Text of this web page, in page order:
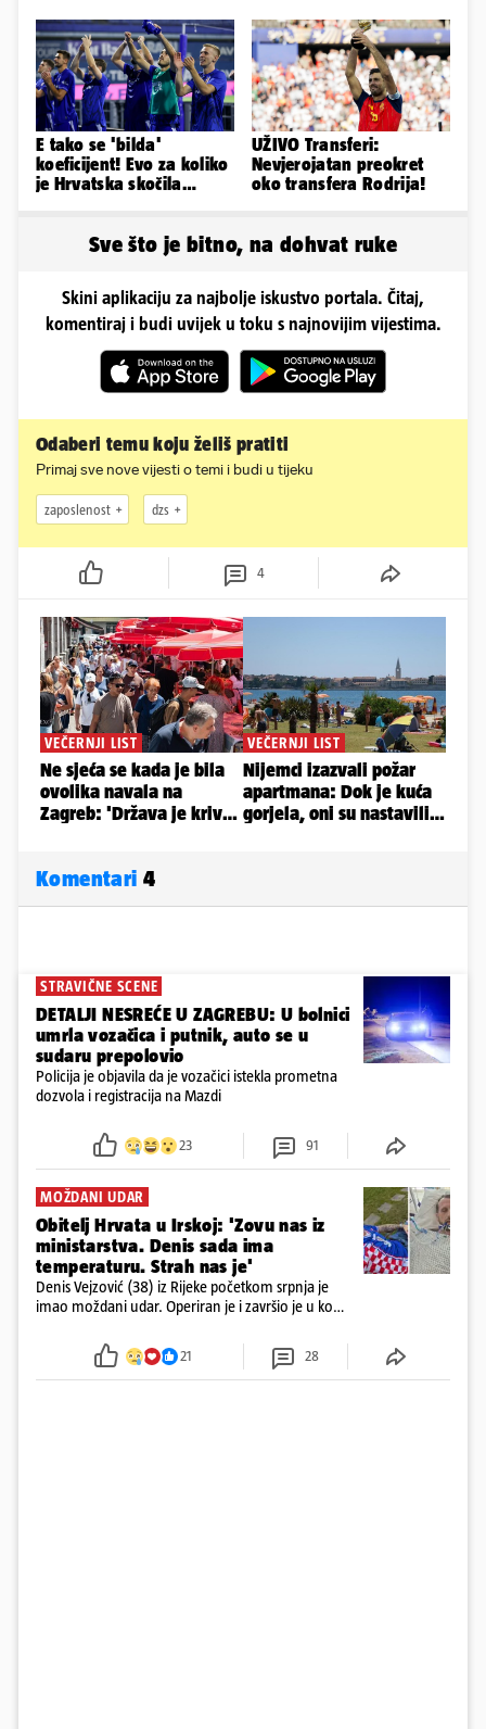
E tako se 'bilda'
koeficijent! Evo za koliko
je Hrvatska skočila
UŽIVO Transferi:
Nevjerojatan preokret
oko transfera Rodrija!
Sve što je bitno, na dohvat ruke
Skini aplikaciju za najbolje iskustvo portala. Čitaj,
komentiraj i budi uvijek u toku s najnovijim vijestima.
Odaberi temu koju želiš pratiti
Primaj sve nove vijesti o temi i budi u tijeku
zaposlenost dzs
4
Komentari 4
STRAVIČNE SCENE
DETALJI NESREĆE U ZAGREBU: U bolnici
umrla vozačica i putnik, auto se u
sudaru prepolovio
Policija je objavila da je vozačici istekla prometna
dozvola i registracija na Mazdi
23 91
MOŽDANI UDAR
Obitelj Hrvata u Irskoj: 'Zovu nas iz
ministarstva. Denis sada ima
temperaturu. Strah nas je'
Denis Vejzović (38) iz Rijeke početkom srpnja je
imao moždani udar. Operiran je i završio je u komi.
tamošnji liječnici ne vjeruju u oporavak: 'Imamo
21 28